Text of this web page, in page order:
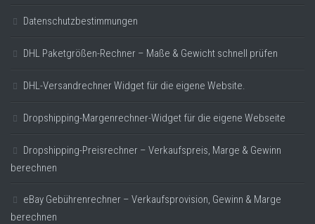
Datenschutzbestimmungen
DHL Paketgrößen-Rechner – Maße & Gewicht schnell prüfen
DHL-Versandrechner Widget für die eigene Website.
Dropshipping-Margenrechner-Widget für die eigene Webseite
Dropshipping-Preisrechner – Verkaufspreis, Marge & Gewinn
berechnen
eBay Gebührenrechner – Verkaufsprovision, Gewinn & Marge
berechnen